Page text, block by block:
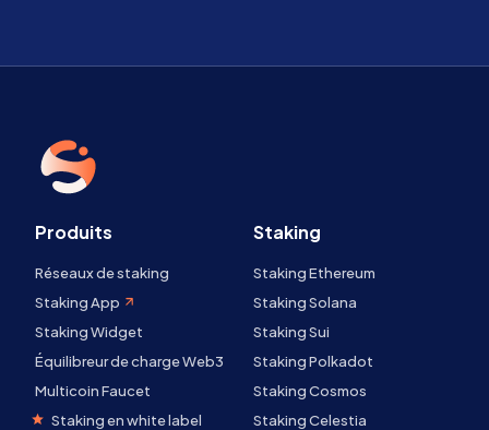
Produits
Réseaux de staking
Staking App
Staking Widget
Équilibreur de charge Web3
Multicoin Faucet
Staking en white label
Staking
Staking Ethereum
Staking Solana
Staking Sui
Staking Polkadot
Staking Cosmos
Staking Celestia